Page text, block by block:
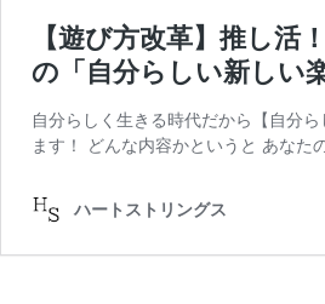
【遊び方改革】推し
の「自分らしい新しい
自分らしく生きる時代だから【自分
ます！ どんな内容かというと あな
ハートストリングス